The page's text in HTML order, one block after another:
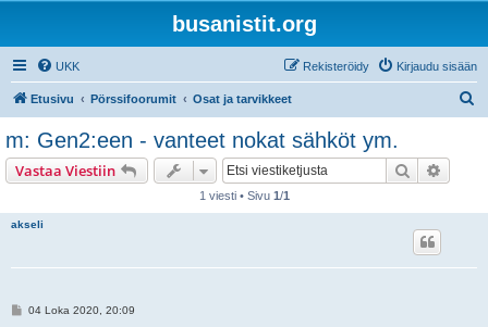
busanistit.org
UKK Kirjaudu sisään
Rekisteröidy
Etusivu Pörssifoorumit Osat ja tarvikkeet
m: Gen2:een - vanteet nokat sähköt ym.
Vastaa Viestiin Etsi
1 viesti • Sivu 1/1
akseli
V04 Loka 2020, 20:09